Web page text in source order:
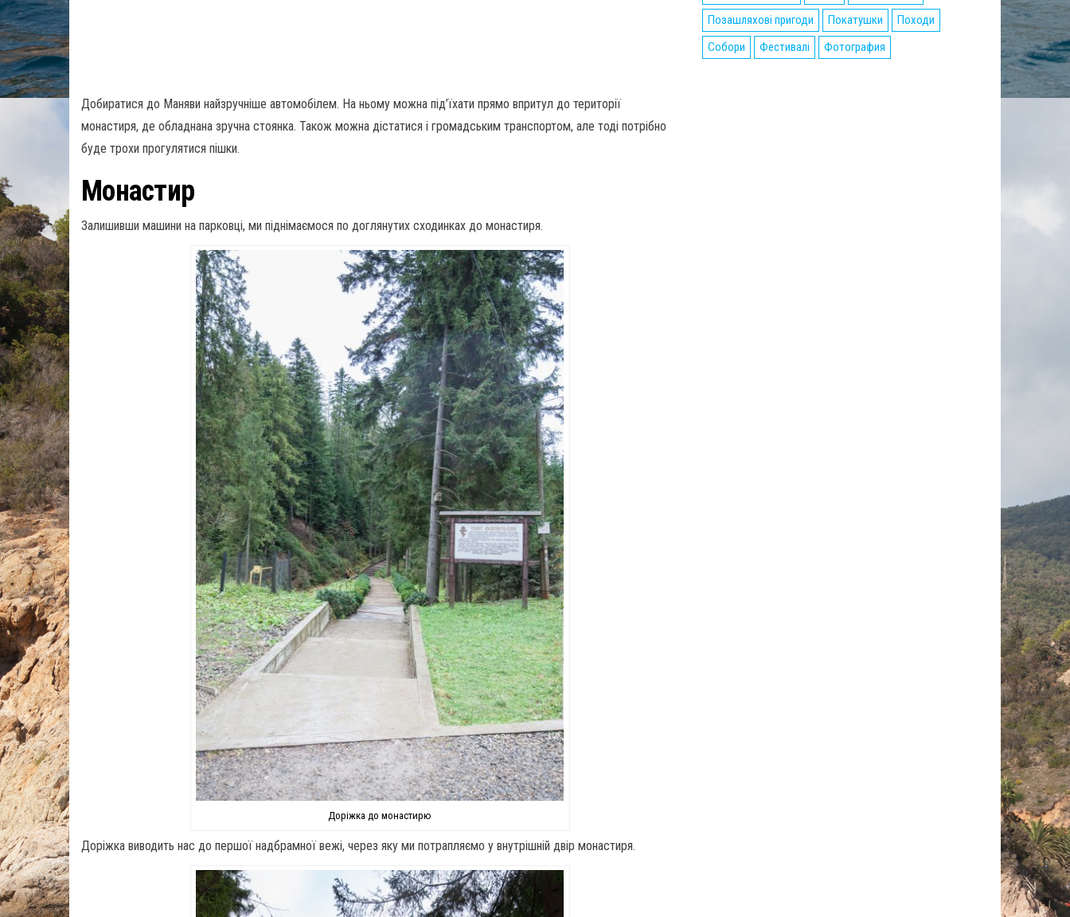
Добиратися до Маняви найзручніше автомобілем. На ньому можна під’їхати прямо впритул до території
монастиря, де обладнана зручна стоянка. Також можна дістатися і громадським транспортом, але тоді потрібно
буде трохи прогулятися пішки.
Монастир
Залишивши машини на парковці, ми піднімаємося по доглянутих сходинках до монастиря.
Доріжка до монастирю
Доріжка виводить нас до першої надбрамної вежі, через яку ми потрапляємо у внутрішній двір монастиря.
Позашляхові пригоди
Покатушки
Походи
Собори
Фестивалі Фотография